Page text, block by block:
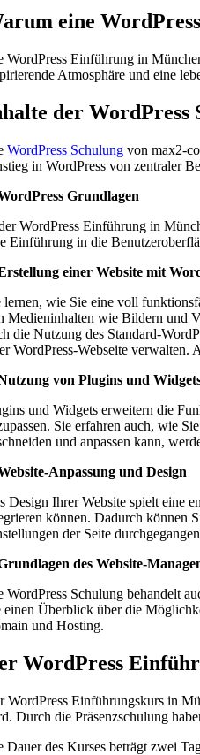
eine
WordPress Einführung in
Atmosphäre und eine
der WordPress
WordPress Schulung von max2-
in WordPress von zentraler
Grundlagen
WordPress Einführung in
Einführung in die
einer Website mit
lernen, wie Sie eine voll
Medieninhalten wie Bildern und
die Nutzung des Standard-
WordPress-Webseite
von Plugins und
und Widgets erweitern die
Sie erfahren auch, wie
und anpassen kann,
Anpassung und Design
Design Ihrer Website spielt eine
können. Dadurch können
der Seite
des Website-
WordPress Schulung behandelt
einen Überblick über die
und Hosting.
WordPress
WordPress Einführungskurs in
Durch die Präsenzschulung
Dauer des Kurses beträgt zwei